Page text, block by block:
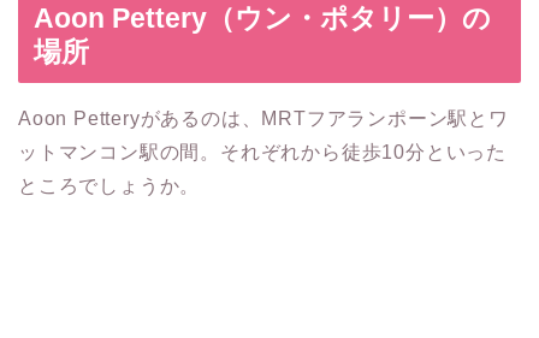
Aoon Pettery（ウン・ポタリー）の
場所
Aoon Petteryがあるのは、MRTフアランポーン駅とワ
ットマンコン駅の間。それぞれから徒歩10分といった
ところでしょうか。